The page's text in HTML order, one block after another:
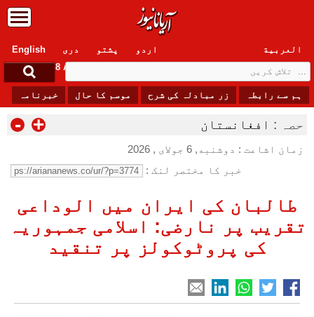
English دری پشتو العربیة
اردو
Saturday, 8 August , 2026
ہم سے رابطہ زر مبادلہ کی شرح موسم کا حال خبرنامہ
حصہ : افغانستان - +
زمان اشاعت : دوشنبه, 6 جولای , 2026
خبر کا مختصر لنک :
طالبان کی ایران میں الوداعی
تقریب پر نارضی: اسلامی جمہوریہ
کی پروٹوکولز پر تنقید